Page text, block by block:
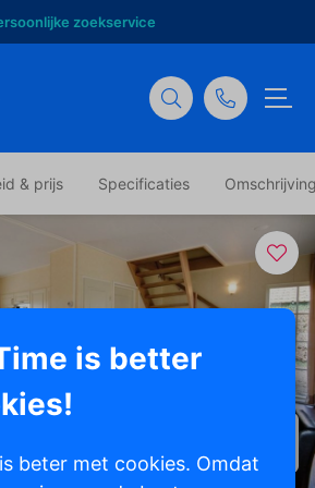
zoekservice
& prijs Specificaties
is better
beter met cookies. Omdat